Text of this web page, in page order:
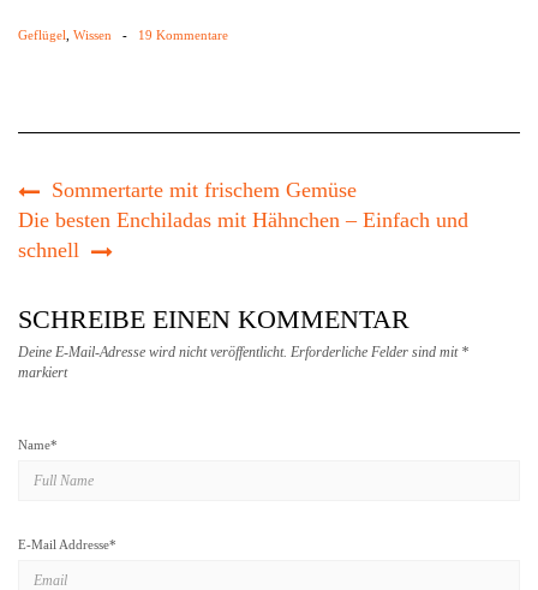
Geflügel Wissen - 19 Kommentare
Sommertarte mit frischem Gemüse
Die besten Enchiladas mit Hähnchen – Einfach und
schnell
SCHREIBE EINEN KOMMENTAR
Deine E-Mail-Adresse wird nicht veröffentlicht. Erforderliche Felder sind mit *
markiert
Name*
E-Mail Addresse*